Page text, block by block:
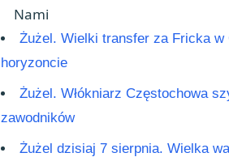
Nami
Żużel. Wielki transfer za Fricka
horyzoncie
Żużel. Włókniarz Częstochowa
zawodników
Żużel dzisiaj 7 sierpnia. Wielka